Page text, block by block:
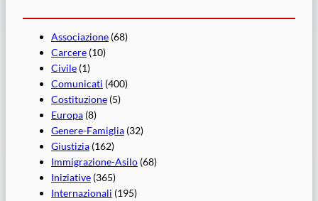
Associazione (68)
Carcere (10)
Civile (1)
Comunicati (400)
Costituzione (5)
Europa (8)
Genere-Famiglia (32)
Giustizia (162)
Immigrazione-Asilo (68)
Iniziative (365)
Internazionali (195)